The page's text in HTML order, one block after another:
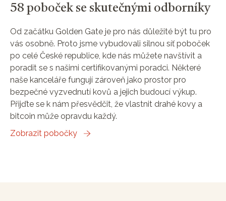
58 poboček se skutečnými odborníky
Od začátku Golden Gate je pro nás důležité být tu pro
vás osobně. Proto jsme vybudovali silnou síť poboček
po celé České republice, kde nás můžete navštívit a
poradit se s našimi certifikovanými poradci. Některé
naše kanceláře fungují zároveň jako prostor pro
bezpečné vyzvednutí kovů a jejich budoucí výkup.
Přijďte se k nám přesvědčit, že vlastnit drahé kovy a
bitcoin může opravdu každý.
Zobrazit pobočky